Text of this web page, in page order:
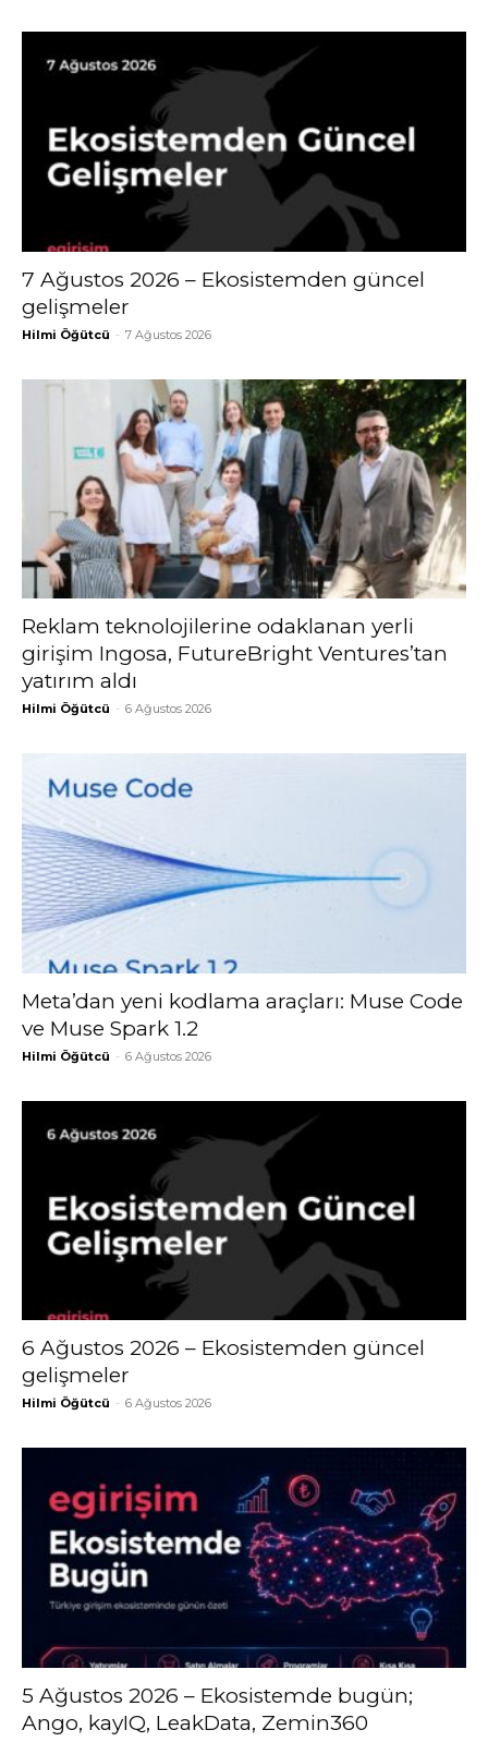
7 Ağustos 2026 – Ekosistemden güncel
gelişmeler
Hilmi Öğütcü - 7 Ağustos 2026
Reklam teknolojilerine odaklanan yerli
girişim Ingosa, FutureBright Ventures’tan
yatırım aldı
Hilmi Öğütcü - 6 Ağustos 2026
Meta’dan yeni kodlama araçları: Muse Code
ve Muse Spark 1.2
Hilmi Öğütcü - 6 Ağustos 2026
6 Ağustos 2026 – Ekosistemden güncel
gelişmeler
Hilmi Öğütcü - 6 Ağustos 2026
5 Ağustos 2026 – Ekosistemde bugün;
Ango, kayIQ, LeakData, Zemin360